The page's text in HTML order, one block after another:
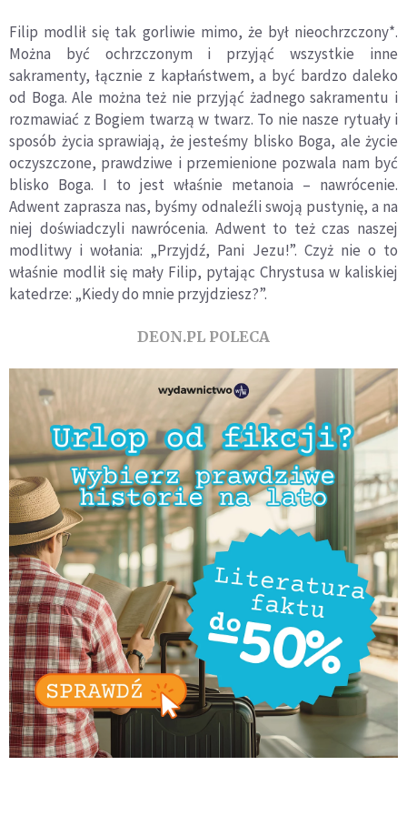
Filip modlił się tak gorliwie mimo, że był nieochrzczony*.
Można być ochrzczonym i przyjąć wszystkie inne
sakramenty, łącznie z kapłaństwem, a być bardzo daleko
od Boga. Ale można też nie przyjąć żadnego sakramentu i
rozmawiać z Bogiem twarzą w twarz. To nie nasze rytuały i
sposób życia sprawiają, że jesteśmy blisko Boga, ale życie
oczyszczone, prawdziwe i przemienione pozwala nam być
blisko Boga. I to jest właśnie metanoia – nawrócenie.
Adwent zaprasza nas, byśmy odnaleźli swoją pustynię, a na
niej doświadczyli nawrócenia. Adwent to też czas naszej
modlitwy i wołania: „Przyjdź, Pani Jezu!”. Czyż nie o to
właśnie modlił się mały Filip, pytając Chrystusa w kaliskiej
katedrze: „Kiedy do mnie przyjdziesz?”.
DEON.PL POLECA